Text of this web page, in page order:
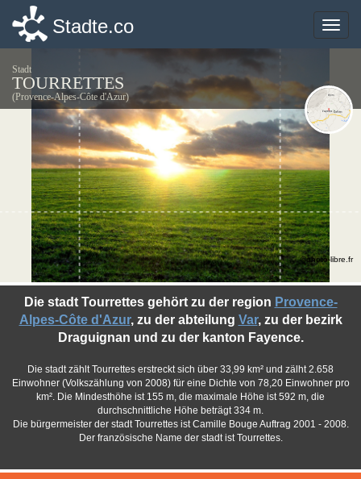
Toggle
Stadte.co
Stadt
TOURRETTES
(Provence-Alpes-Côte d'Azur)
Die stadt Tourrettes gehört zu der region Provence-
Alpes-Côte d'Azur, zu der abteilung Var, zu der bezirk
Draguignan und zu der kanton Fayence.
Die stadt zählt Tourrettes erstreckt sich über 33,99 km² und zälht 2.658
Einwohner (Volkszählung von 2008) für eine Dichte von 78,20 Einwohner pro
km². Die Mindesthöhe ist 155 m, die maximale Höhe ist 592 m, die
durchschnittliche Höhe beträgt 334 m.
Die bürgermeister der stadt Tourrettes ist Camille Bouge Auftrag 2001 - 2008.
Der französische Name der stadt ist Tourrettes.
©photo-libre.fr
Toggle
Stadte.co